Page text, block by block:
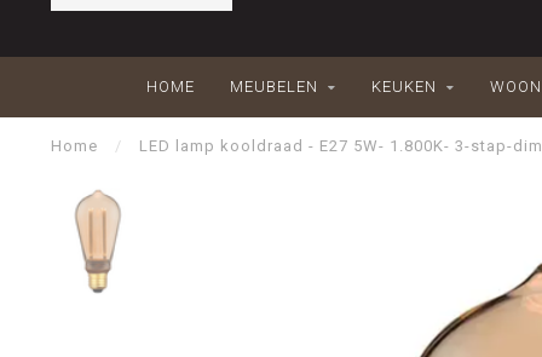
HOME MEUBELEN KEUKEN
Home / LED lamp kooldraad - E27 5W- 1.800K- 3-stap-dim